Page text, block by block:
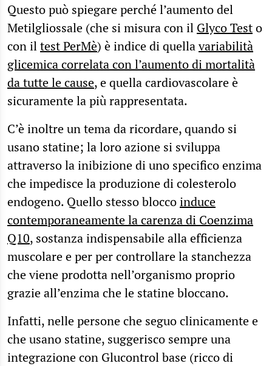
Questo può spiegare perché l’aumento del
Metilgliossale (che si misura con il Glyco Testo
con iltest PerMè) è indice di quellavariabilità
glicemica correlata con l’aumento di mortalità
da tutte le cause, e quella cardiovascolare è
sicuramente la più rappresentata.
C’è inoltre un tema da ricordare, quando si
usano statine; la loro azione si sviluppa
attraverso la inibizione di uno specifico enzima
che impedisce la produzione di colesterolo
endogeno. Quello stesso bloccoinduce
contemporaneamente la carenza di Coenzima
Q10, sostanza indispensabile alla efficienza
muscolare e per per controllare la stanchezza
che viene prodotta nell’organismo proprio
grazie all’enzima che le statine bloccano.
Infatti, nelle persone che seguo clinicamente e
che usano statine, suggerisco sempre una
integrazione con Glucontrol base (ricco di